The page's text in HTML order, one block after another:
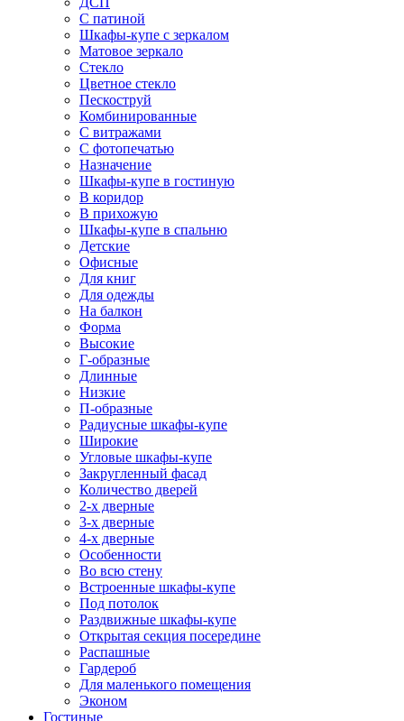
С патиной
Шкафы-купе с зеркалом
Матовое зеркало
Стекло
Цветное стекло
Пескоструй
Комбинированные
С витражами
С фотопечатью
Назначение
Шкафы-купе в гостиную
В коридор
В прихожую
Шкафы-купе в спальню
Детские
Офисные
Для книг
Для одежды
На балкон
Форма
Высокие
Г-образные
Длинные
Низкие
П-образные
Радиусные шкафы-купе
Широкие
Угловые шкафы-купе
Закругленный фасад
Количество дверей
2-х дверные
3-х дверные
4-х дверные
Особенности
Во всю стену
Встроенные шкафы-купе
Под потолок
Раздвижные шкафы-купе
Открытая секция посередине
Распашные
Гардероб
Для маленького помещения
Эконом
Гостиные